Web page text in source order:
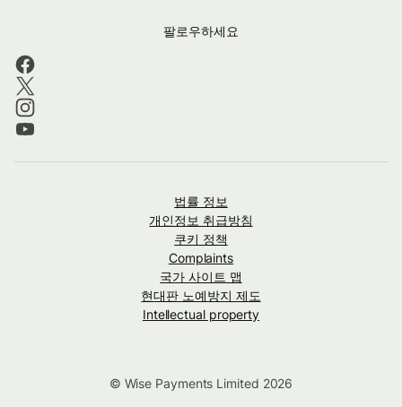
팔로우하세요
법률 정보
개인정보 취급방침
쿠키 정책
Complaints
국가 사이트 맵
현대판 노예방지 제도
Intellectual property
© Wise Payments Limited 2026